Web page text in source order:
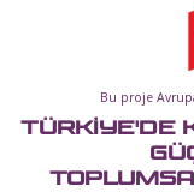
Bu proje
TÜRKİYE'DE